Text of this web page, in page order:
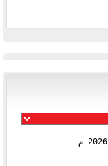
2026 م